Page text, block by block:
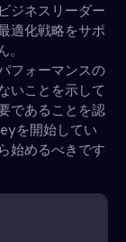
ジネスリーダー
適化戦略をサポ
フォーマンスの
いことを示して
であることを認
を開始してい
始めるべきです